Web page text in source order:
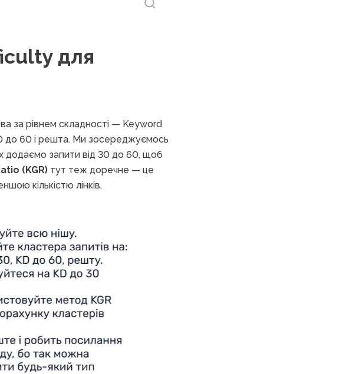
для
за рівнем складності — Keyword
до 60 і решта. Ми зосереджуємось
додаємо запити від 30 до 60, щоб
(KGR) тут теж доречне — це
кількістю лінків.